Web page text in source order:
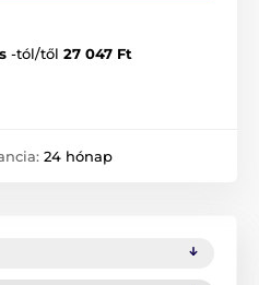
-tól/től 27 047 Ft
24 hónap